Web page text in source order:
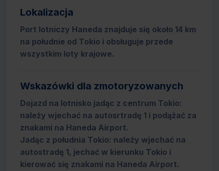
Lokalizacja
Port lotniczy Haneda znajduje się około 14 km
na południe od Tokio i obsługuje przede
wszystkim loty krajowe.
Wskazówki dla zmotoryzowanych
Dojazd na lotnisko jadąc z centrum Tokio:
należy wjechać na autosrtradę 1 i podążać za
znakami na Haneda Airport.
Jadąc z południa Tokio: należy wjechać na
autostradę 1, jechać w kierunku Tokio i
kierować się znakami na Haneda Airport.